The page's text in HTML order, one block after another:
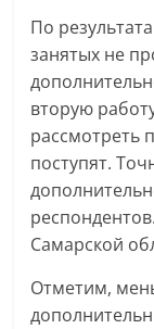
По
занятых не
вторую
рассмотреть
поступят.
Самарской
Отметим,